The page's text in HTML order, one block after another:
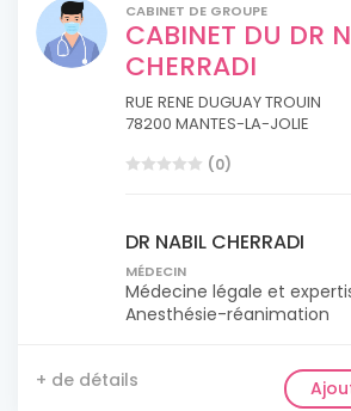
CABINET DE GROUPE
CABINET DU DR
CHERRADI
RUE RENE DUGUAY TROUIN
78200 MANTES-LA-JOLIE
(0)
DR NABIL CHERRADI
MÉDECIN
Médecine légale et
Anesthésie-réanimation
+ de détails